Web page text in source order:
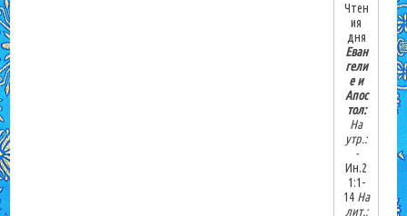
Чтен
ия
дня
Еван
гели
е и
Апос
тол:
На
утр.:
-
Ин.2
1:1-
14На
лит.: